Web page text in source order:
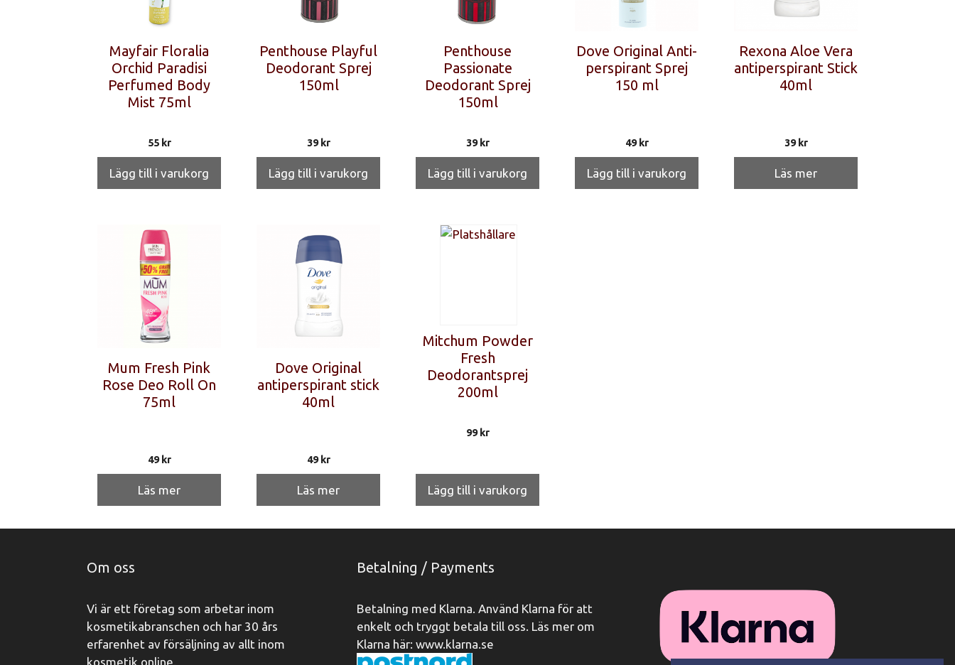
Mayfair Floralia
Orchid Paradisi
Perfumed Body
Mist 75ml
55 kr
Lägg till i varukorg
Penthouse Playful
Deodorant Sprej
150ml
39kr
Lägg till i varukorg
Penthouse
Passionate
Deodorant Sprej
150ml
39kr
Lägg till i varukorg
Dove Original Anti-
perspirant Sprej
150 ml
49kr
Lägg till i varukorg
Rexona Aloe Vera
antiperspirant Stick
40ml
39kr
Läs mer
Mum Fresh Pink
Rose Deo Roll On
75ml
49kr
Läs mer
Dove Original
antiperspirant stick
40ml
49kr
Läs mer
Mitchum Powder
Fresh
Deodorantsprej
200ml
99kr
Lägg till i varukorg
Om oss
Vi är ett företag som arbetar inom
kosmetikabranschen och har 30 års
erfarenhet av försäljning av allt inom
kosmetik online.
Betalning / Payments
Betalning med Klarna. Använd Klarna för att
enkelt och tryggt betala till oss. Läs mer om
Klarna här: www.klarna.se